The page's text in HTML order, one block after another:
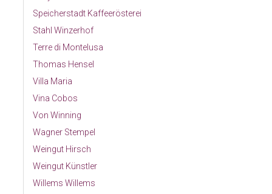
Speicherstadt Kaffeerösterei
Stahl Winzerhof
Terre di Montelusa
Thomas Hensel
Villa Maria
Vina Cobos
Von Winning
Wagner Stempel
Weingut Hirsch
Weingut Künstler
Willems Willems